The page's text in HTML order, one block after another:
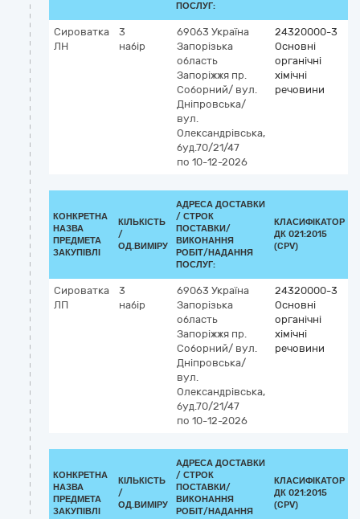
ПОСЛУГ:
Сироватка
ЛН
3
набір
69063 Україна
Запорізька
область
Запоріжжя пр.
Соборний/ вул.
Дніпровська/
вул.
Олександрівська,
буд.70/21/47
по 10-12-2026
24320000-3
Основні
органічні
хімічні
речовини
КОНКРЕТНА
НАЗВА
ПРЕДМЕТА
ЗАКУПІВЛІ
КІЛЬКІСТЬ
/
ОД.ВИМІРУ
АДРЕСА ДОСТАВКИ
/ СТРОК
ПОСТАВКИ/
ВИКОНАННЯ
РОБІТ/НАДАННЯ
ПОСЛУГ:
КЛАСИФІКАТОР
ДК 021:2015
(CPV)
Сироватка
ЛП
3
набір
69063 Україна
Запорізька
область
Запоріжжя пр.
Соборний/ вул.
Дніпровська/
вул.
Олександрівська,
буд.70/21/47
по 10-12-2026
24320000-3
Основні
органічні
хімічні
речовини
КОНКРЕТНА
НАЗВА
ПРЕДМЕТА
ЗАКУПІВЛІ
КІЛЬКІСТЬ
/
ОД.ВИМІРУ
АДРЕСА ДОСТАВКИ
/ СТРОК
ПОСТАВКИ/
ВИКОНАННЯ
РОБІТ/НАДАННЯ
КЛАСИФІКАТОР
ДК 021:2015
(CPV)